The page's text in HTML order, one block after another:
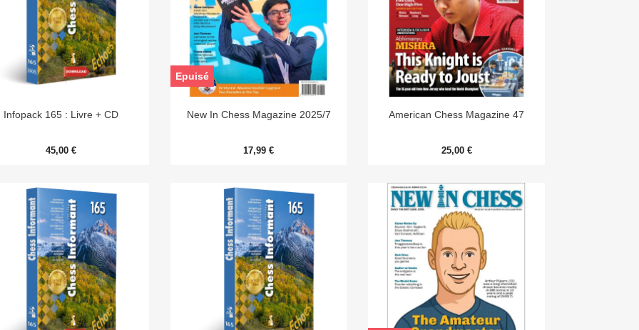
Aperçu rapide
Infopack 165 : Livre + CD
45,00 €
Aperçu rapide
New In Chess Magazine 2025/7
17,99 €
Epuisé
Aperçu rapide
American Chess Magazine 47
25,00 €